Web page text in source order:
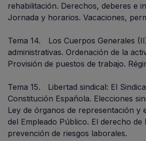
rehabilitación. Derechos, deberes e
Jornada y horarios. Vacaciones,
Tema 14. Los Cuerpos Generales
administrativas. Ordenación de la
Provisión de puestos de trabajo.
Tema 15. Libertad sindical: El
Constitución Española. Elecciones
Ley de órganos de representación y
del Empleado Público. El derecho de
prevención de riesgos laborales.